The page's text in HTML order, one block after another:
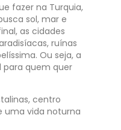
fazer na Turquia,
sol, mar e
as cidades
ruínas
Ou seja, a
para quem quer
centro
uma vida noturna